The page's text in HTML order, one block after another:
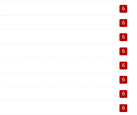
6
6
6
6
6
6
6
6